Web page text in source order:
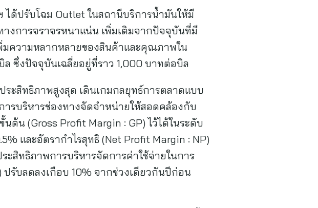
ด้ปรับโฉม Outlet ในสถานีบริการน้ำมันให้มี
างการจราจรหนาแน่น เพิ่มเติมจากปัจจุบันที่มี
มความหลากหลายของสินค้าและคุณภาพใน
ซึ่งปัจจุบันเฉลี่ยอยู่ที่ราว 1,000 บาทต่อบิล
ะสิทธิภาพสูงสุด เดินเกมกลยุทธ์การตลาดแบบ
ารบริหารช่องทางจัดจำหน่ายให้สอดคล้องกับ
ต้น (Gross Profit Margin : GP) ไว้ได้ในระดับ
และอัตรากำไรสุทธิ (Net Profit Margin : NP)
ะสิทธิภาพการบริหารจัดการค่าใช้จ่ายในการ
ปรับลดลงเกือบ 10% จากช่วงเดียวกันปีก่อน